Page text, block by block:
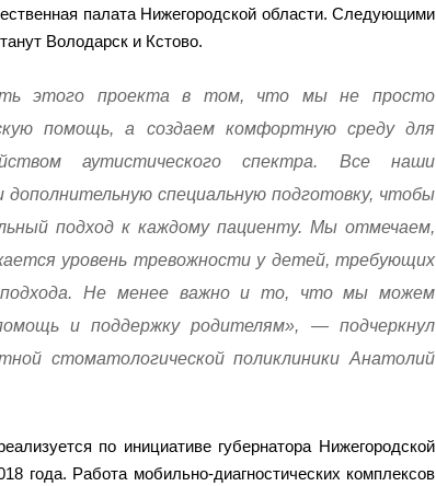
палата Нижегородской области. Следующими
Володарск и Кстово.
этого проекта в том, что мы не просто
помощь, а создаем комфортную среду для
аутистического спектра. Все наши
специальную подготовку, чтобы
подход к каждому пациенту. Мы отмечаем,
уровень тревожности у детей, требующих
подхода. Не менее важно и то, что мы можем
и поддержку родителям», — подчеркнул
стоматологической поликлиники Анатолий
по инициативе губернатора Нижегородской
года. Работа мобильно-диагностических комплексов